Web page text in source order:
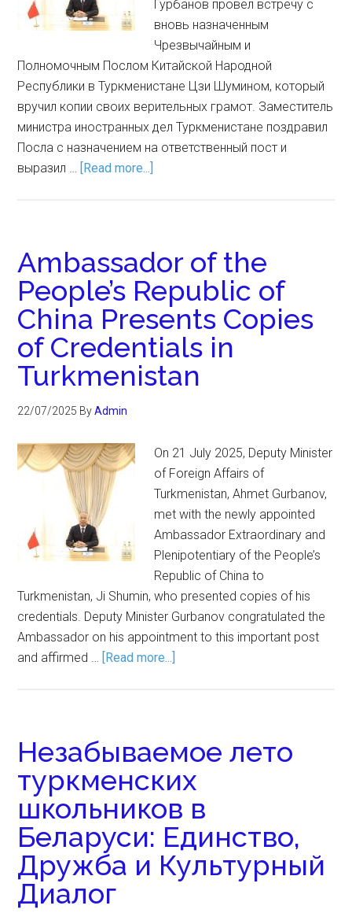
Гурбанов провел встречу с
вновь назначенным
Чрезвычайным и
Полномочным Послом Китайской Народной
Республики в Туркменистане Цзи Шумином, который
вручил копии своих верительных грамот. Заместитель
министра иностранных дел Туркменистане поздравил
Посла с назначением на ответственный пост и
выразил … [Read more...]
Ambassador of the
People’s Republic of
China Presents Copies
of Credentials in
Turkmenistan
22/07/2025 ByAdmin
On 21 July 2025, Deputy Minister
of Foreign Affairs of
Turkmenistan, Ahmet Gurbanov,
met with the newly appointed
Ambassador Extraordinary and
Plenipotentiary of the People’s
Republic of China to
Turkmenistan, Ji Shumin, who presented copies of his
credentials. Deputy Minister Gurbanov congratulated the
Ambassador on his appointment to this important post
and affirmed … [Read more...]
Незабываемое лето
туркменских
школьников в
Беларуси: Единство,
Дружба и Культурный
Диалог